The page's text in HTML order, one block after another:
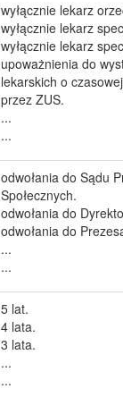
wyłącznie lekarz
wyłącznie lekarz
wyłącznie lekarz
upoważnienia do
lekarskich o
przez ZUS.
...
...
odwołania do Sądu
Społecznych.
odwołania do
odwołania do
...
...
5 lat.
4 lata.
3 lata.
...
...